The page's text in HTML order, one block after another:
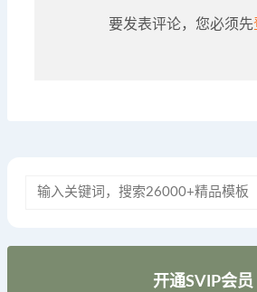
要发表评论，您必须先
开通SVIP会员